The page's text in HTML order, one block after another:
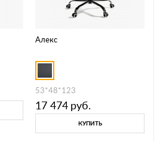
Алекс
53*48*123
17 474 руб.
КУПИТЬ